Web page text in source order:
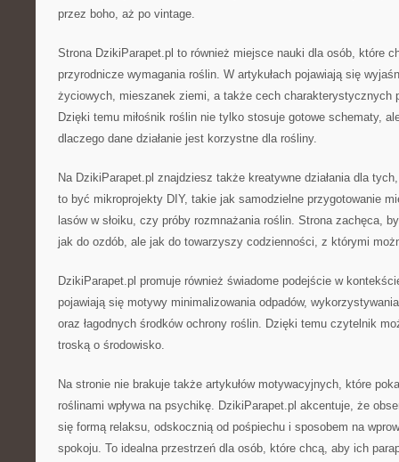
przez boho, aż po vintage.
Strona DzikiParapet.pl to również miejsce nauki dla osób, które
przyrodnicze wymagania roślin. W artykułach pojawiają się
życiowych, mieszanek ziemi, a także cech charakterystycznych
Dzięki temu miłośnik roślin nie tylko stosuje gotowe schematy,
dlaczego dane działanie jest korzystne dla rośliny.
Na DzikiParapet.pl znajdziesz także kreatywne działania dla
to być mikroprojekty DIY, takie jak samodzielne przygotowanie
lasów w słoiku, czy próby rozmnażania roślin. Strona zachęca,
jak do ozdób, ale jak do towarzyszy codzienności, z którymi
DzikiParapet.pl promuje również świadome podejście w
pojawiają się motywy minimalizowania odpadów,
oraz łagodnych środków ochrony roślin. Dzięki temu czytelnik
troską o środowisko.
Na stronie nie brakuje także artykułów motywacyjnych, które
roślinami wpływa na psychikę. DzikiParapet.pl akcentuje, że
się formą relaksu, odskocznią od pośpiechu i sposobem na
spokoju. To idealna przestrzeń dla osób, które chcą, aby ich